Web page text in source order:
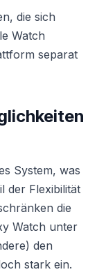
die sich
Watch
separat
System, was
der Flexibilität
die
Watch unter
den
stark ein.